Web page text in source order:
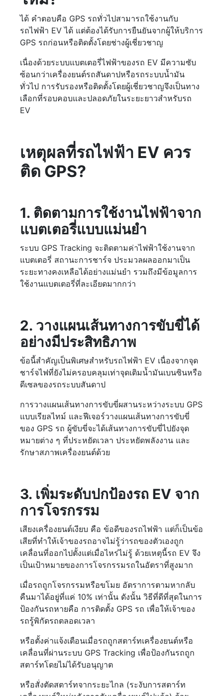
ได้ คำตอบคือ GPS รถทั่วไปสามารถใช้งานกับ
รถไฟฟ้า EV ได้ แต่ต้องได้รับการยืนยันจากผู้ให้บริการ
GPS รถก่อนหรือติดตั้งโดยช่างผู้เชี่ยวชาญ
เนื่องด้วยระบบแบตเตอรี่ไฟฟ้าของรถ EV มีความซับ
ซ้อนกว่าเครื่องยนต์รถสันดาปหรือรถระบบน้ำมัน
ทั่วไป การรับรองหรือติดตั้งโดยผู้เชี่ยวชาญจึงเป็นทาง
เลือกที่รอบคอบและปลอดภัยในระยะยาวสำหรับรถ
EV
เหตุผลที่รถไฟฟ้า EV ควร
ติด GPS?
1. ติดตามการใช้งานไฟฟ้าจาก
แบตเตอรี่แบบแม่นยำ
ระบบ GPS Tracking จะติดตามค่าไฟฟ้าใช้งานจาก
แบตเตอรี่ สถานะการชาร์จ ประมวลผลออกมาเป็น
ระยะทางคงเหลือได้อย่างแม่นยำ รวมถึงมีข้อมูลการ
ใช้งานแบตเตอรี่ที่ละเอียดมากกว่า
2. วางแผนเส้นทางการขับขี่ได้
อย่างมีประสิทธิภาพ
ข้อนี้สำคัญเป็นพิเศษสำหรับรถไฟฟ้า EV เนื่องจากจุด
ชาร์จไฟที่ยังไม่ครอบคลุมเท่าจุดเติมน้ำมันเบนซินหรือ
ดีเซลของรถระบบสันดาป
การวางแผนเส้นทางการขับขี่ผสานระหว่างระบบ GPS
แบบเรียลไทม์ และฟีเจอร์วางแผนเส้นทางการขับขี่
ของ GPS รถ ผู้ขับขี่จะได้เส้นทางการขับขี่ไปยังจุด
หมายต่าง ๆ ที่ประหยัดเวลา ประหยัดพลังงาน และ
รักษาสภาพเครื่องยนต์ด้วย
3. เพิ่มระดับปกป้องรถ EV จาก
การโจรกรรม
เสียงเครื่องยนต์เงียบ คือ ข้อดีของรถไฟฟ้า แต่ก็เป็นข้อ
เสียที่ทำให้เจ้าของรถอาจไม่รู้ว่ารถของตัวเองถูก
เคลื่อนที่ออกไปตั้งแต่เมื่อไหร่ไม่รู้ ด้วยเหตุนี้รถ EV จึง
เป็นเป้าหมายของการโจรกรรมรถในอัตราที่สูงมาก
เมื่อรถถูกโจรกรรมหรือขโมย อัตราการตามหากลับ
คืนมาได้อยู่ที่แค่ 10% เท่านั้น ดังนั้น วิธีที่ดีที่สุดในการ
ป้องกันรถหายคือ การติดตั้ง GPS รถ เพื่อให้เจ้าของ
รถรู้พิกัดรถตลอดเวลา
หรือตั้งค่าแจ้งเตือนเมื่อรถถูกสตาร์ทเครื่องยนต์หรือ
เคลื่อนที่ผ่านระบบ GPS Tracking เพื่อป้องกันรถถูก
สตาร์ทโดยไม่ได้รับอนุญาต
หรือสั่งตัดสตาร์ทจากระยะไกล (ระงับการสตาร์ท